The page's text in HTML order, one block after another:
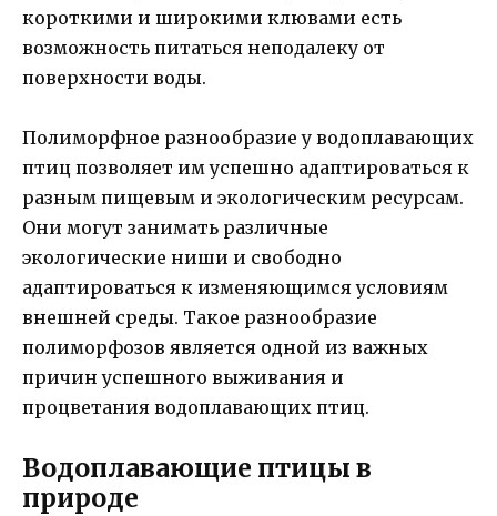
короткими и широкими клювами есть
возможность питаться неподалеку от
поверхности воды.
Полиморфное разнообразие у водоплавающих
птиц позволяет им успешно адаптироваться к
разным пищевым и экологическим ресурсам.
Они могут занимать различные
экологические ниши и свободно
адаптироваться к изменяющимся условиям
внешней среды. Такое разнообразие
полиморфозов является одной из важных
причин успешного выживания и
процветания водоплавающих птиц.
Водоплавающие птицы в
природе